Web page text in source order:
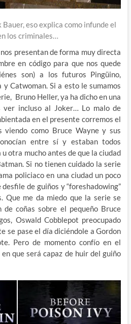
eso explica como infunde el
los criminales…
presentan de forma muy directa
en código para que nos quede
son) a los futuros Pingüino,
Catwoman. Si a esto le sumamos
Bruno Heller, ya ha dicho en una
ver incluso al Joker… Lo malo de
en el presente corremos el
viendo como Bruce Wayne y sus
entre sí y estaban todos
otra mucho antes de que la ciudad
Si no tienen cuidado la serie
policiaco en una ciudad un poco
de guiños y “foreshadowing”
Que me da miedo que la serie se
coñas sobre el pequeño Bruce
Oswald Cobblepot preocupado
se pase el día diciéndole a Gordon
Pero de momento confío en el
que será capaz de huir del guiño